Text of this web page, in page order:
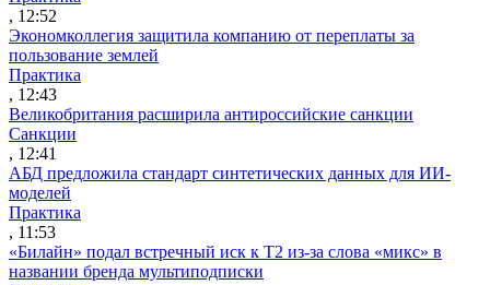
, 12:52
Экономколлегия защитила компанию от переплаты за
пользование землей
Практика
, 12:43
Великобритания расширила антироссийские санкции
Санкции
, 12:41
АБД предложила стандарт синтетических данных для ИИ-
моделей
Практика
, 11:53
«Билайн» подал встречный иск к Т2 из-за слова «микс» в
названии бренда мультиподписки